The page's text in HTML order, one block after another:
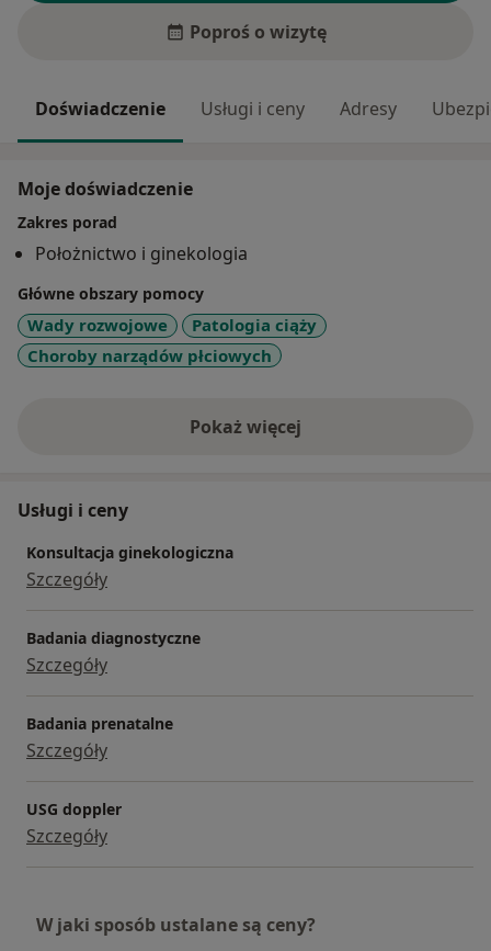
Poproś o wizytę
Doświadczenie Usługi i ceny Adresy
Moje doświadczenie
Zakres porad
Położnictwo i ginekologia
Główne obszary pomocy
Wady rozwojowe
Patologia ciąży
Choroby narządów płciowych
Pokaż więcejo doświadczeniu
Usługi i ceny
Konsultacja ginekologiczna
Szczegóły
Badania diagnostyczne
Szczegóły
Badania prenatalne
Szczegóły
USG doppler
Szczegóły
W jaki sposób ustalane są ceny?